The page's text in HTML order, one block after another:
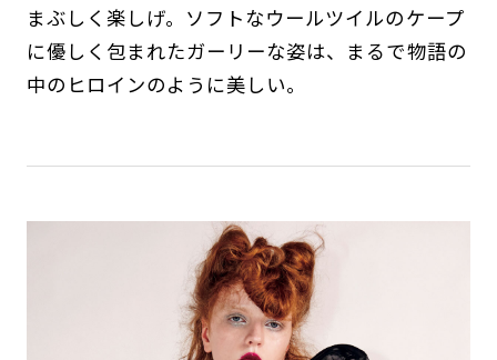
まぶしく楽しげ。ソフトなウールツイルのケープ
に優しく包まれたガーリーな姿は、まるで物語の
中のヒロインのように美しい。